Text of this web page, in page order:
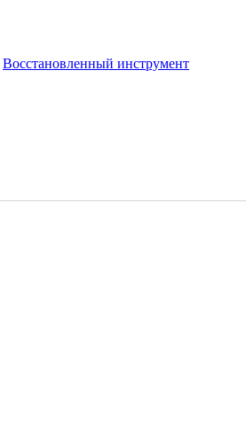
Восстановленный инструмент